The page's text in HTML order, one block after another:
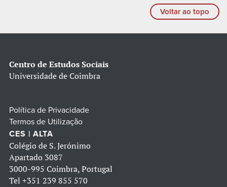
Voltar ao topo
Centro de Estudos Sociais
Universidade de Coimbra
Política de Privacidade
Termos de Utilização
CES | ALTA
Colégio de S. Jerónimo
Apartado 3087
3000-995 Coimbra, Portugal
Tel +351 239 855 570